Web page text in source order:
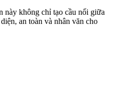
không chỉ tạo cầu nối giữa
an toàn và nhân văn cho